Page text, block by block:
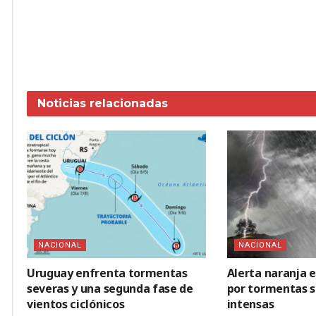
Noticias relacionadas
NACIONAL
Uruguay enfrenta tormentas
severas y una segunda fase de
vientos ciclónicos
NACIONAL
Alerta naranja
por tormentas
intensas